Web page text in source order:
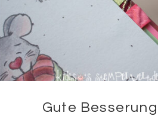
Gute Besserung